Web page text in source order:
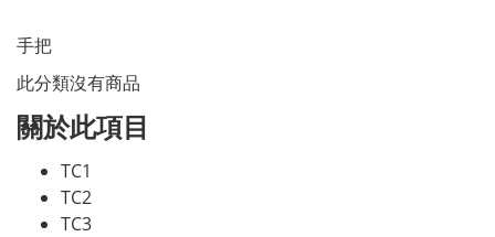
手把
此分類沒有商品
關於此項目
TC1
TC2
TC3